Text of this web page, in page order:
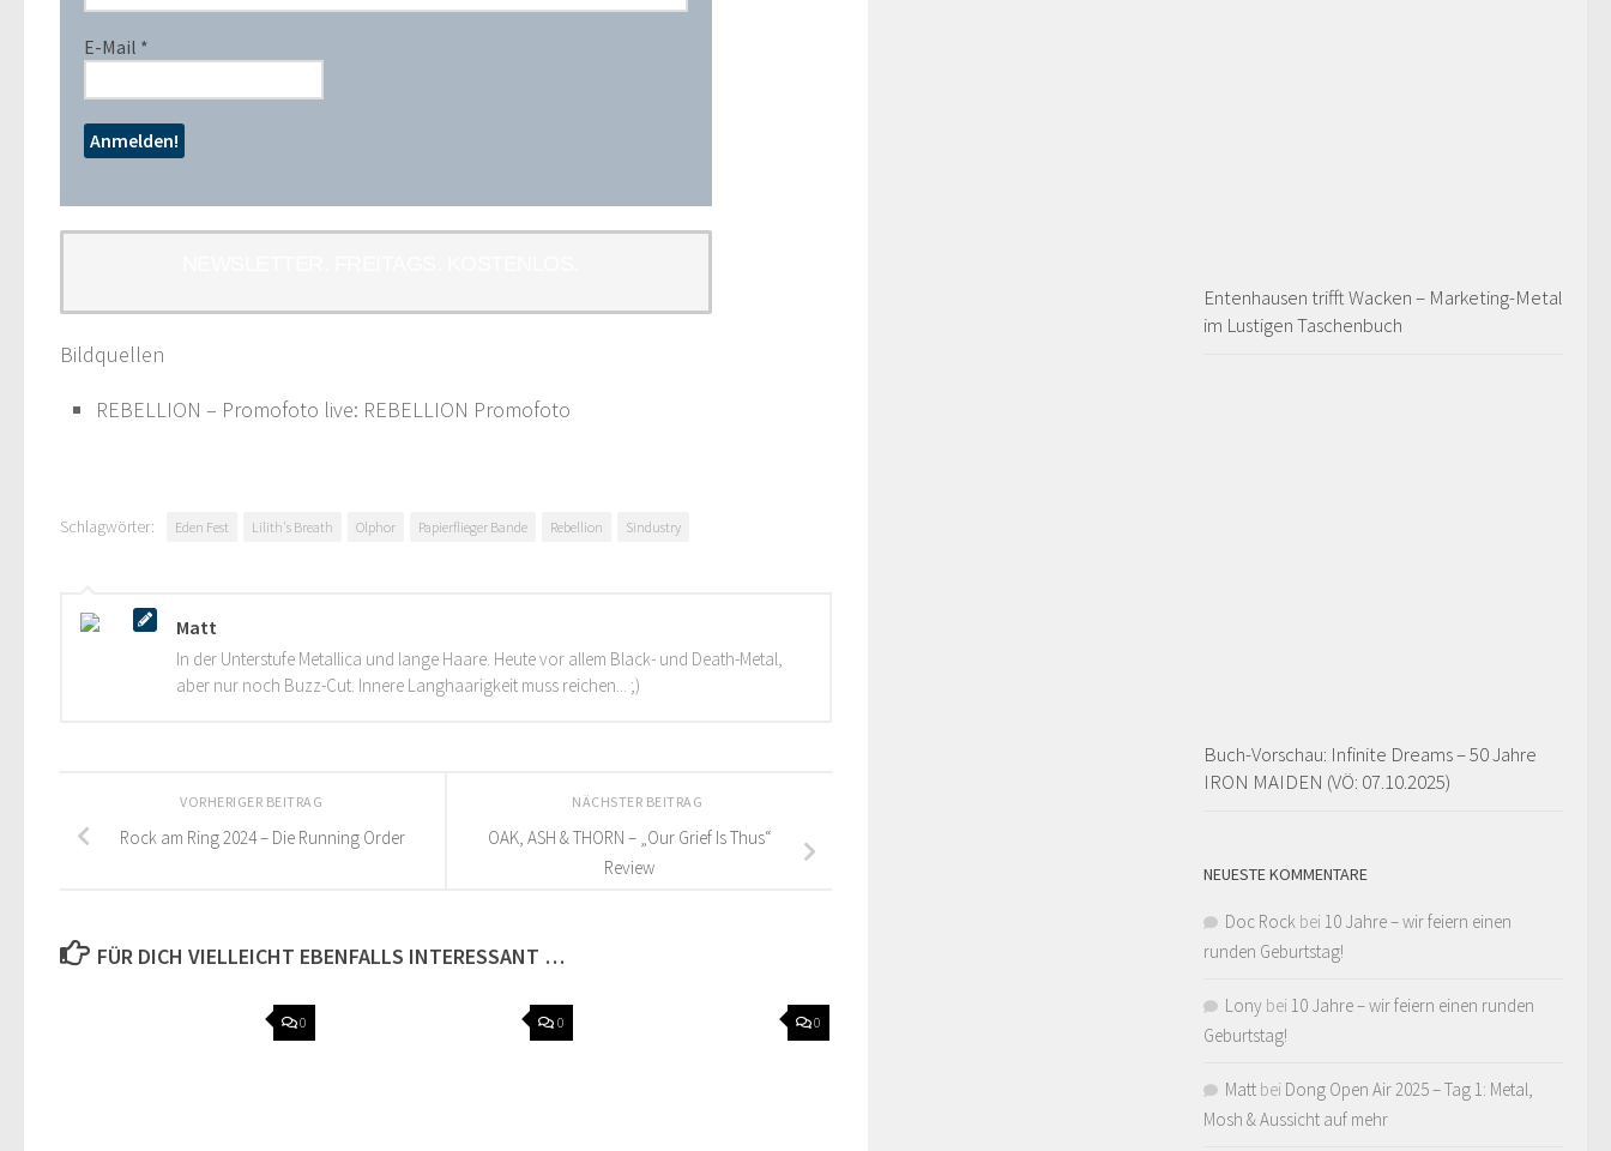
E-Mail *
Bildquellen
REBELLION – Promofoto live: REBELLION Promofoto
Schlagwörter: Eden Fest Lilith's Breath Olphor Papierflieger Bande Rebellion Sindustry
Matt
In der Unterstufe Metallica und lange Haare. Heute vor allem Black- und Death-Metal,
aber nur noch Buzz-Cut. Innere Langhaarigkeit muss reichen... ;)
NÄCHSTER BEITRAG
OAK, ASH & THORN – „Our Grief Is Thus“
Review
VORHERIGER BEITRAG
Rock am Ring 2024 – Die Running Order
FÜR DICH VIELLEICHT EBENFALLS INTERESSANT …
0 0 0
Entenhausen trifft Wacken – Marketing-Metal
im Lustigen Taschenbuch
Buch-Vorschau: Infinite Dreams – 50 Jahre
IRON MAIDEN (VÖ: 07.10.2025)
NEUESTE KOMMENTARE
Doc Rock bei 10 Jahre – wir feiern einen
runden Geburtstag!
Lony bei 10 Jahre – wir feiern einen runden
Geburtstag!
Matt bei Dong Open Air 2025 – Tag 1: Metal,
Mosh & Aussicht auf mehr